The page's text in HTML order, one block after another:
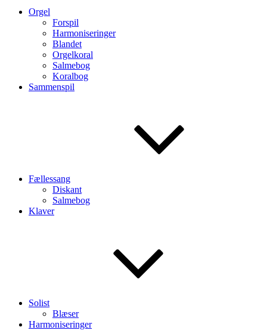
Orgel
Forspil
Harmoniseringer
Blandet
Orgelkoral
Salmebog
Koralbog
Sammenspil
Fællessang
Diskant
Salmebog
Klaver
Solist
Blæser
Harmoniseringer